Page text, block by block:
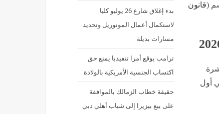
محاكمة خالد عبد الغفار
منذ ساعة واحدة
بدء إغلاق شارع 26 يوليو كليا
لاستكمال أعمال المونوريل وتحديد
مسارات بديلة
ترامب يوقع أمرا تنفيذيا يمنع حق
اكتساب الجنسية الأمريكية بالولادة
حقيقة خطاب الزمالك بالموافقة
على بيع بيزيرا إلى شباب أهلي دبي
(قانون
أول